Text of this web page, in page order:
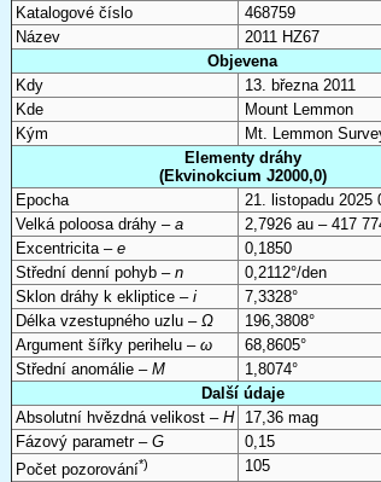
Katalogové číslo
468759
Název
2011 HZ67
Objevena
Kdy
13. března 2011
Kde
Mount Lemmon
Kým
Mt. Lemmon
Elementy dráhy
(Ekvinokcium J2000,0)
Epocha
21. listopadu 2025
Velká poloosa dráhy – a
2,7926 au – 417
Excentricita – e
0,1850
Střední denní pohyb – n
0,2112°/den
Sklon dráhy k ekliptice – i
7,3328°
Délka vzestupného uzlu – Ω
196,3808°
Argument šířky perihelu – ω
68,8605°
Střední anomálie – M
1,8074°
Další údaje
Absolutní hvězdná velikost – H
17,36 mag
Fázový parametr – G
0,15
Počet pozorování*)
105